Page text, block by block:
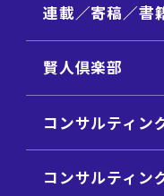
連載／寄稿／書
賢人倶楽部
コンサルティン
コンサルティン